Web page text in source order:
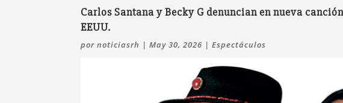
Carlos Santana y Becky G denuncian en nueva
EEUU.
pornoticiasrh |May 30, 2026 |Espectáculos